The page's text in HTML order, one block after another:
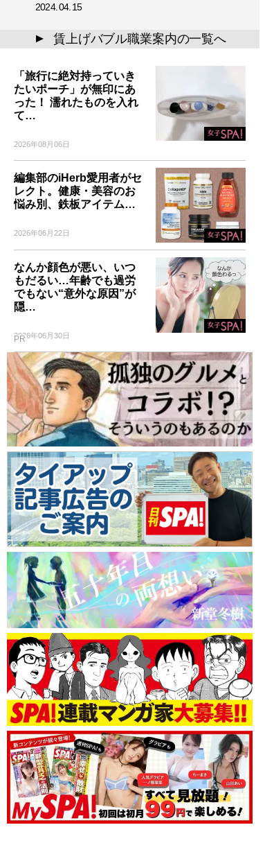
2024.04.15
▲ 賃上げバブル職業案内の一覧へ
「旅行に絶対持っていき
たいポーチ」が無印にあ
った！ 濡れたものを入れ
て…
2026年08月06日
編集部のiHerb愛用者がセ
レクト。健康・美容のお
悩み別、鉄板アイテム…
2026年06月22日
なんか顔色が悪い、いつ
もだるい…年齢でも過労
でもない“意外な原因”が
隠…
2026年06月30日
PR